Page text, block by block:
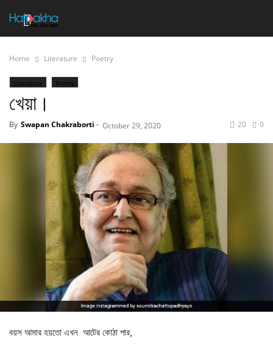
Home Literature Poetry
Literature Poetry
খেয়া।
By Swapan Chakraborti - October 29, 2020 0
20
বয়স আমার হয়তো এখন আটের কোঠা পার,